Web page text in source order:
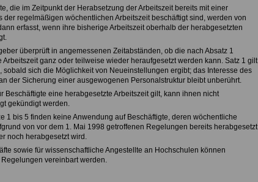
die im Zeitpunkt der Herabsetzung der Arbeitszeit bereits mit einer
der regelmäßigen wöchentlichen Arbeitszeit beschäftigt sind, werden von
erfasst, wenn ihre bisherige Arbeitszeit oberhalb der herabgesetzten
überprüft in angemessenen Zeitabständen, ob die nach Absatz 1
Arbeitszeit ganz oder teilweise wieder heraufgesetzt werden kann. Satz 1 gilt
sobald sich die Möglichkeit von Neueinstellungen ergibt; das Interesse des
der Sicherung einer ausgewogenen Personalstruktur bleibt unberührt.
Beschäftigte eine herabgesetzte Arbeitszeit gilt, kann ihnen nicht
gekündigt werden.
1 bis 5 finden keine Anwendung auf Beschäftigte, deren wöchentliche
von vor dem 1. Mai 1998 getroffenen Regelungen bereits herabgesetzt
noch herabgesetzt wird.
sowie für wissenschaftliche Angestellte an Hochschulen können
vereinbart werden.